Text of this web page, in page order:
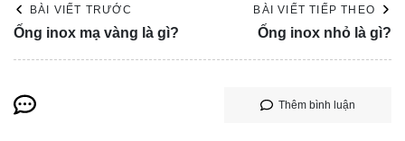
BÀI VIẾT TRƯỚC
Ống inox mạ vàng là gì?
BÀI VIẾT TIẾP THEO
Ống inox nhỏ là gì?
Thêm bình luận